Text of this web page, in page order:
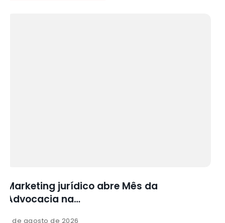
Culto de gratidão integra Mês da
Advocacia
5 de agosto de 2026